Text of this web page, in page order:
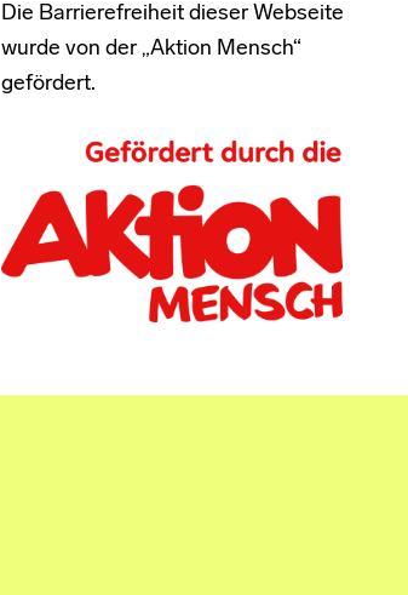
Die Barrierefreiheit dieser Webseite
wurde von der „Aktion Mensch“
gefördert.